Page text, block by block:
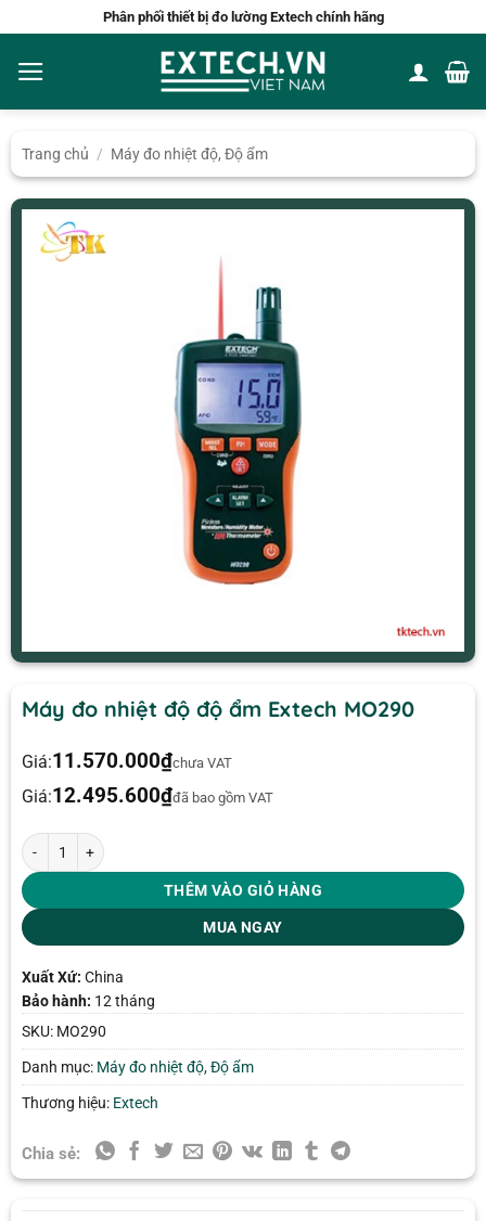
nội
dung
Phân phối thiết bị đo lường Extech chính hãng
Trang chủ / Máy đo nhiệt độ, Độ ẩm
Máy đo nhiệt độ độ ẩm Extech MO290
Giá:11.570.000₫chưa VAT
Giá:12.495.600₫đã bao gồm VAT
Máy đo nhiệt độ độ ẩm Extech MO290 số lượng
THÊM VÀO GIỎ HÀNG
MUA NGAY
Xuất Xứ: China
Bảo hành: 12 tháng
SKU: MO290
Danh mục: Máy đo nhiệt độ, Độ ẩm
Thương hiệu: Extech
Chia sẻ: